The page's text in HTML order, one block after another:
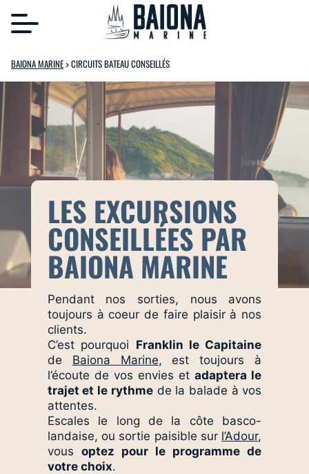
BAIONA MARINE>CIRCUITS BATEAU CONSEILLÉS
LES EXCURSIONS
CONSEILLÉES PAR
BAIONA MARINE
Pendant nos sorties, nous avons
toujours à coeur de faire plaisir à nos
clients.
C’est pourquoi Franklin le Capitaine
de Baiona Marine, est toujours à
l’écoute de vos envies etadaptera le
trajet et le rythmede la balade à vos
attentes.
Escales le long de la côte basco-
landaise, ou sortie paisible sur l’Adour,
vous optez pour le programme de
votre choix.